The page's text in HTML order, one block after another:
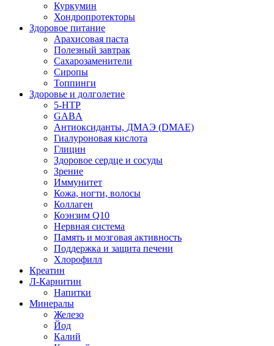
Куркумин
Хондропротекторы
Здоровое питание
Арахисовая паста
Полезный завтрак
Сахарозаменители
Сиропы
Топпинги
Здоровье и долголетие
5-HTP
GABA
Антиоксиданты, ДМАЭ (DMAE)
Гиалуроновая кислота
Глицин
Здоровое сердце и сосуды
Зрение
Иммунитет
Кожа, ногти, волосы
Коллаген
Коэнзим Q10
Нервная система
Память и мозговая активность
Поддержка и защита печени
Хлорофилл
Креатин
Л-Карнитин
Напитки
Минералы
Железо
Йод
Калий